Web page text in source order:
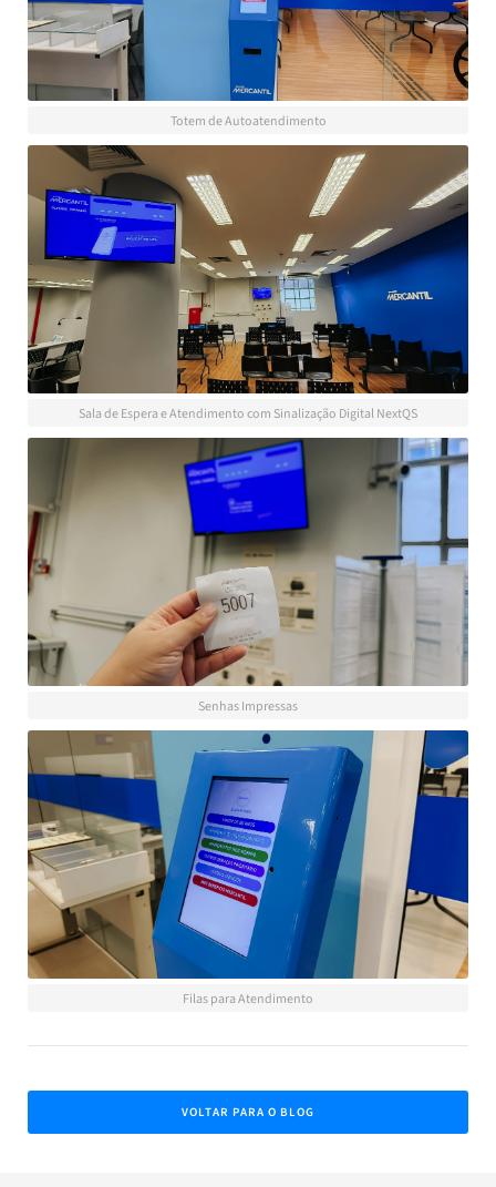
Totem de Autoatendimento
Sala de Espera e Atendimento com Sinalização Digital NextQS
Senhas Impressas
Filas para Atendimento
VOLTAR PARA O BLOG